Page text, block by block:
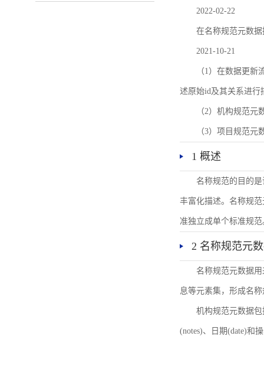
2022-02-22
在名称规范元数
2021-10-21
（1）在数据更
述原始id及其关系进行
（2）机构规范元
（3）项目规范
1 概述
名称规范的目的
丰富化描述。名称规
准独立成单个标准规范
2 名称规范元
名称规范元数据
息等元素集，形成名
机构规范元数据
(notes)、日期(date)和